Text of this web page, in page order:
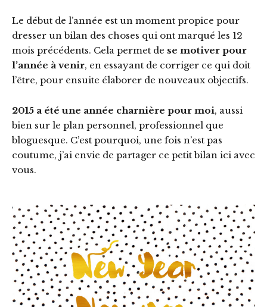
Le début de l’année est un moment propice pour
dresser un bilan des choses qui ont marqué les 12
mois précédents. Cela permet de se motiver pour
l’année à venir, en essayant de corriger ce qui doit
l’être, pour ensuite élaborer de nouveaux objectifs.
2015 a été une année charnière pour moi, aussi
bien sur le plan personnel, professionnel que
bloguesque. C’est pourquoi, une fois n’est pas
coutume, j’ai envie de partager ce petit bilan ici avec
vous.